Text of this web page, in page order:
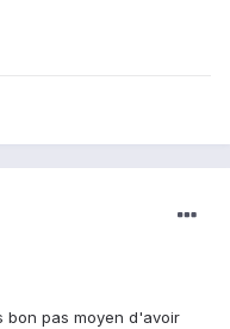
bon pas moyen d'avoir